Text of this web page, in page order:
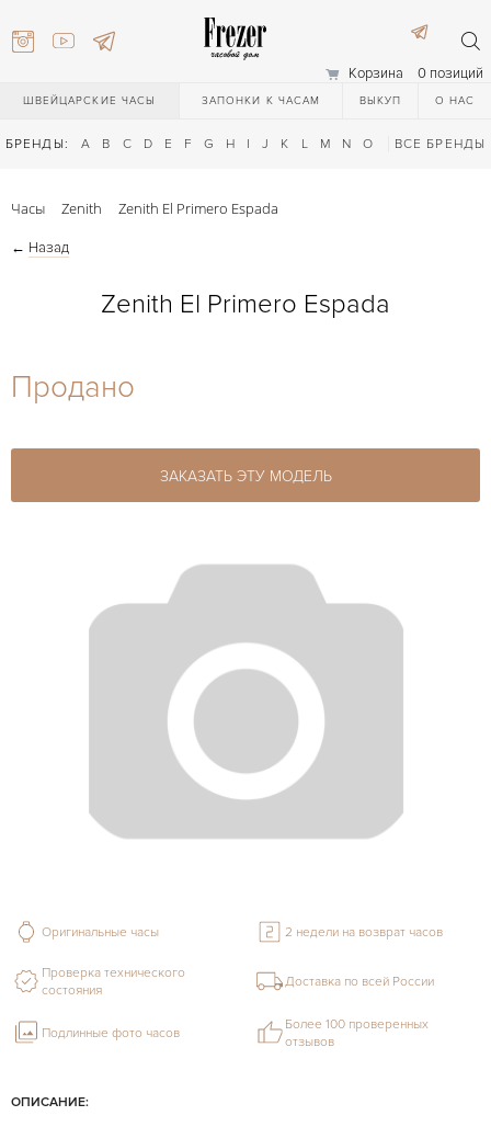
Корзина 0 позиций
ШВЕЙЦАРСКИЕ ЧАСЫ ЗАПОНКИ К ЧАСАМ ВЫКУП О НАС
БРЕНДЫ: A B C D E F G H I J K L M N O Q R S T
ВСЕ БРЕНДЫ
27-44
27-44
Часы Zenith Zenith El Primero Espada
← Назад
Zenith El Primero Espada
Продано
ЗАКАЗАТЬ ЭТУ МОДЕЛЬ
ОПИСАНИЕ:
Оригинальные часы 2 недели на возврат часов
Проверка технического
состояния
Доставка по всей России
Подлинные фото часов
Более 100 проверенных
отзывов